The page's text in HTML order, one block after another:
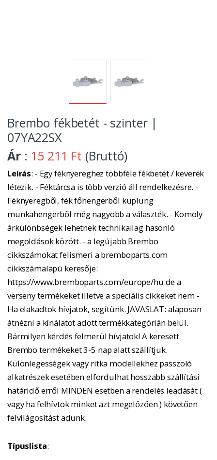
Brembo fékbetét - szinter |
07YA22SX
Ár : 15 211 Ft (Bruttó)
Leírás: - Egy féknyereghez többféle fékbetét / keverék
létezik. - Féktárcsa is több verzió áll rendelkezésre. -
Féknyeregből, fék főhengerből kuplung
munkahengerből még nagyobb a választék. - Komoly
árkülönbségek lehetnek technikailag hasonló
megoldások között. - a legújabb Brembo
cikkszámokat felismeri a bremboparts.com
cikkszámalapú keresője:
https://www.bremboparts.com/europe/hu de a
verseny termékeket illetve a speciális cikkeket nem -
Ha elakadtok hívjatok, segítünk. JAVASLAT: alaposan
átnézni a kínálatot adott termékkategórián belül.
Bármilyen kérdés felmerül hívjatok! A keresett
Brembo termékeket 3-5 nap alatt szállítjuk.
Különlegességek vagy ritka modellekhez passzoló
alkatrészek esetében elfordulhat hosszabb szállítási
határidő erről MINDEN esetben a rendelés leadását (
vagy ha felhívtok minket azt megelőzően ) követően
felvilágosítást adunk.
Típuslista: